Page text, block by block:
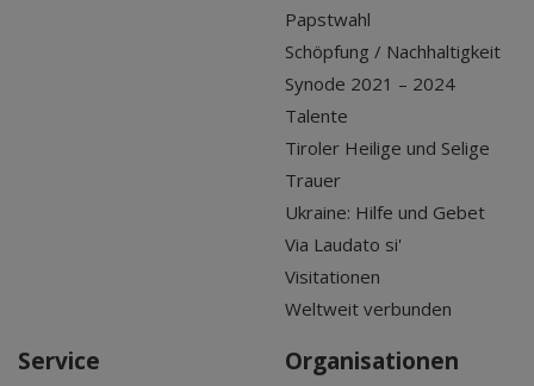
Papstwahl
Schöpfung / Nachhaltigkeit
Synode 2021 – 2024
Talente
Tiroler Heilige und Selige
Trauer
Ukraine: Hilfe und Gebet
Via Laudato si'
Visitationen
Weltweit verbunden
Service
Organisationen